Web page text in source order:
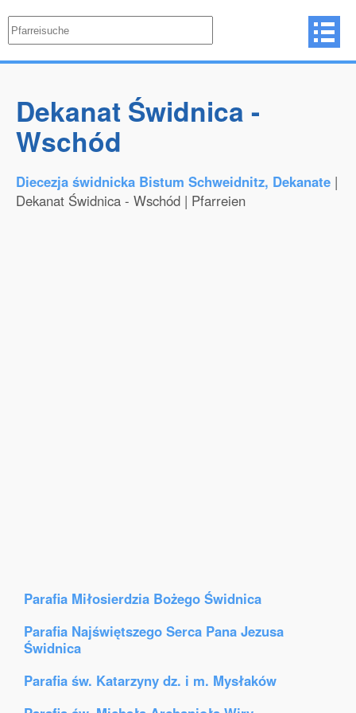
Dekanat Świdnica -
Wschód
Diecezja świdnicka Bistum Schweidnitz, Dekanate |
Dekanat Świdnica - Wschód | Pfarreien
Parafia Miłosierdzia Bożego Świdnica
Parafia Najświętszego Serca Pana Jezusa
Świdnica
Parafia św. Katarzyny dz. i m. Mysłaków